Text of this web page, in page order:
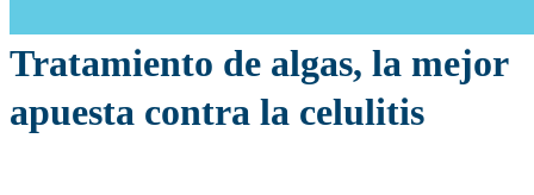
Tratamiento de algas, la mejor
apuesta contra la celulitis